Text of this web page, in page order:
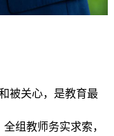
被关心，是教育最
组教师务实求索，